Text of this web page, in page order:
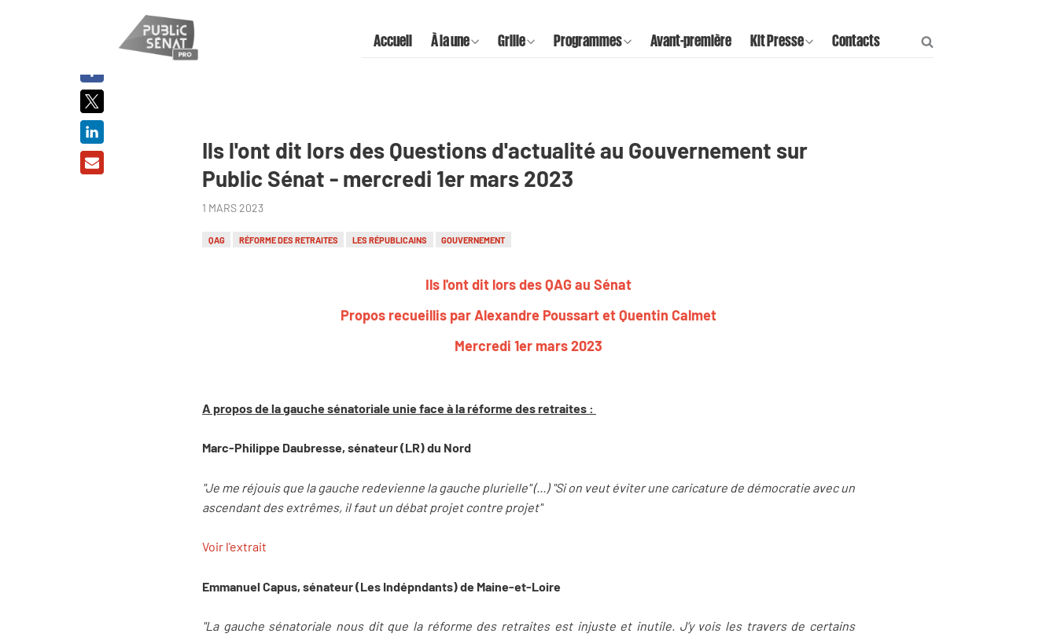
Accueil À la une Grille Programmes Avant-première Kit Presse Contacts
Ils l'ont dit lors des Questions d'actualité au Gouvernement sur
Public Sénat - mercredi 1er mars 2023
1 MARS 2023
QAG RÉFORME DES RETRAITES LES RÉPUBLICAINS GOUVERNEMENT
Ils l'ont dit lors des QAG au Sénat
Propos recueillis par Alexandre Poussart et Quentin Calmet
Mercredi 1er mars 2023
A propos de la gauche sénatoriale unie face à la réforme des retraites :
Marc-Philippe Daubresse, sénateur (LR) du Nord
"Je me réjouis que la gauche redevienne la gauche plurielle" (...) "Si on veut éviter une caricature de démocratie avec un
ascendant des extrêmes, il faut un débat projet contre projet"
Voir l'extrait
Emmanuel Capus, sénateur (Les Indépndants) de Maine-et-Loire
"La gauche sénatoriale nous dit que la réforme des retraites est injuste et inutile. J’y vois les travers de certains